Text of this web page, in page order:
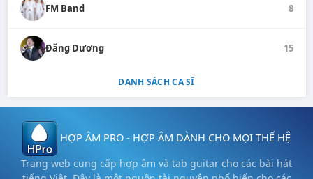
FM Band 8
Đăng Dương 15
DANH SÁCH CA SĨ
HỢP ÂM PRO - HỢP ÂM DÀNH CHO MỌI THẾ HỆ
Trang web cung cấp hợp âm và tab guitar cho các bài hát